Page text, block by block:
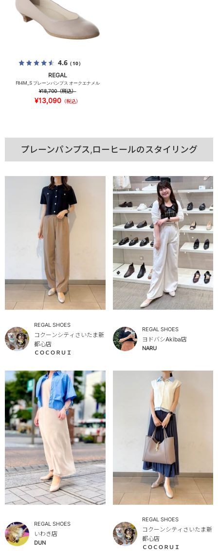
4.6（10）
REGAL
F84M_S プレーンパンプス オークエナメル
¥18,700（税込）
¥13,090（税込）
プレーンパンプス,ローヒールのスタイリング
REGAL SHOES
コクーンシティさいたま新
都心店
ＣＯＣＯＲＵＩ
REGAL SHOES
ヨドバシAkiba店
NARU
REGAL SHOES
いわき店
DUN
REGAL SHOES
コクーンシティさいたま新
都心店
ＣＯＣＯＲＵＩ